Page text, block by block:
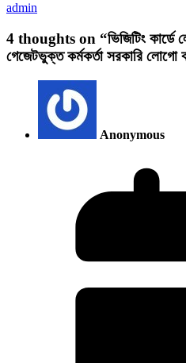
admin
4 thoughts on “ভিজিটিং
গেজেটভুক্ত কর্মকর্তা সরকারি লোগো
Anonymous